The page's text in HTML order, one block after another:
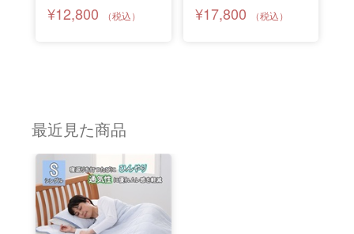
¥12,800 ¥17,800
最近見た商品